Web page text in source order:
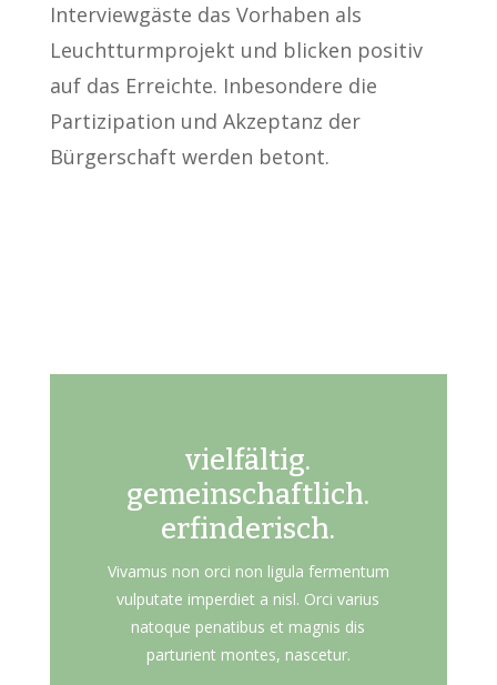
Interviewgäste das Vorhaben als
Leuchtturmprojekt und blicken positiv
auf das Erreichte. Inbesondere die
Partizipation und Akzeptanz der
Bürgerschaft werden betont.
vielfältig.
gemeinschaftlich.
erfinderisch.
Vivamus non orci non ligula fermentum
vulputate imperdiet a nisl. Orci varius
natoque penatibus et magnis dis
parturient montes, nascetur.